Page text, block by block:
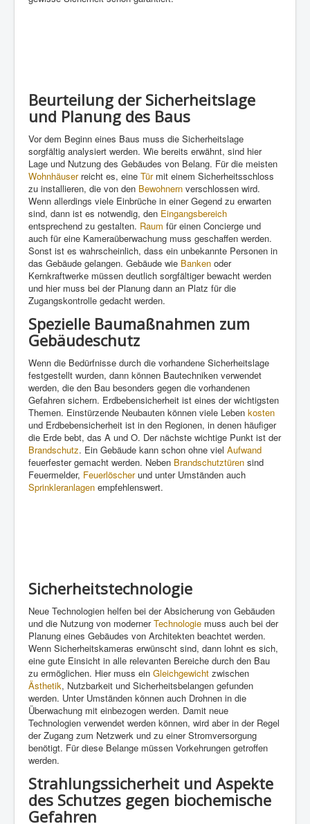
Beurteilung der Sicherheitslage
und Planung des Baus
Vor dem Beginn eines Baus muss die Sicherheitslage
sorgfältig analysiert werden. Wie bereits erwähnt, sind hier
Lage und Nutzung des Gebäudes von Belang. Für die meisten
Wohnhäuserreicht es, eine Türmit einem Sicherheitsschloss
zu installieren, die von den Bewohnern verschlossen wird.
Wenn allerdings viele Einbrüche in einer Gegend zu erwarten
sind, dann ist es notwendig, den Eingangsbereich
entsprechend zu gestalten. Raum für einen Concierge und
auch für eine Kameraüberwachung muss geschaffen werden.
Sonst ist es wahrscheinlich, dass ein unbekannte Personen in
das Gebäude gelangen. Gebäude wie Banken oder
Kernkraftwerke müssen deutlich sorgfältiger bewacht werden
und hier muss bei der Planung dann an Platz für die
Zugangskontrolle gedacht werden.
Spezielle Baumaßnahmen zum
Gebäudeschutz
Wenn die Bedürfnisse durch die vorhandene Sicherheitslage
festgestellt wurden, dann können Bautechniken verwendet
werden, die den Bau besonders gegen die vorhandenen
Gefahren sichern. Erdbebensicherheit ist eines der wichtigsten
Themen. Einstürzende Neubauten können viele Leben kosten
und Erdbebensicherheit ist in den Regionen, in denen häufiger
die Erde bebt, das A und O. Der nächste wichtige Punkt ist der
Brandschutz. Ein Gebäude kann schon ohne viel Aufwand
feuerfester gemacht werden. Neben Brandschutztüren sind
Feuermelder, Feuerlöscherund unter Umständen auch
Sprinkleranlagen empfehlenswert.
Sicherheitstechnologie
Neue Technologien helfen bei der Absicherung von Gebäuden
und die Nutzung von modernerTechnologie muss auch bei der
Planung eines Gebäudes von Architekten beachtet werden.
Wenn Sicherheitskameras erwünscht sind, dann lohnt es sich,
eine gute Einsicht in alle relevanten Bereiche durch den Bau
zu ermöglichen. Hier muss ein Gleichgewicht zwischen
Ästhetik, Nutzbarkeit und Sicherheitsbelangen gefunden
werden. Unter Umständen können auch Drohnen in die
Überwachung mit einbezogen werden. Damit neue
Technologien verwendet werden können, wird aber in der Regel
der Zugang zum Netzwerk und zu einer Stromversorgung
benötigt. Für diese Belange müssen Vorkehrungen getroffen
werden.
Strahlungssicherheit und Aspekte
des Schutzes gegen biochemische
Gefahren